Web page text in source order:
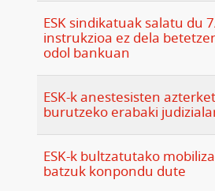
ESK sindikatuak salatu du
instrukzioa ez dela
odol bankuan
ESK-k anestesisten
burutzeko erabaki
ESK-k bultzatutako
batzuk konpondu dute